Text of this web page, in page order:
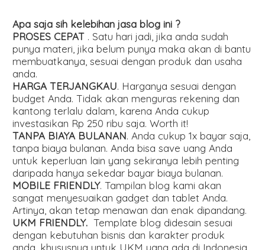
Apa saja sih kelebihan jasa blog ini ?
PROSES CEPAT . Satu hari jadi, jika anda sudah
punya materi, jika belum punya maka akan di bantu
membuatkanya, sesuai dengan produk dan usaha
anda.
HARGA TERJANGKAU. Harganya sesuai dengan
budget Anda. Tidak akan menguras rekening dan
kantong terlalu dalam, karena Anda cukup
investasikan Rp 250 ribu saja. Worth it!
TANPA BIAYA BULANAN. Anda cukup 1x bayar saja,
tanpa biaya bulanan. Anda bisa save uang Anda
untuk keperluan lain yang sekiranya lebih penting
daripada hanya sekedar bayar biaya bulanan.
MOBILE FRIENDLY. Tampilan blog kami akan
sangat menyesuaikan gadget dan tablet Anda.
Artinya, akan tetap menawan dan enak dipandang.
UKM FRIENDLY. Template blog didesain sesuai
dengan kebutuhan bisnis dan karakter produk
anda, khususnya untuk UKM yang ada di Indonesia,